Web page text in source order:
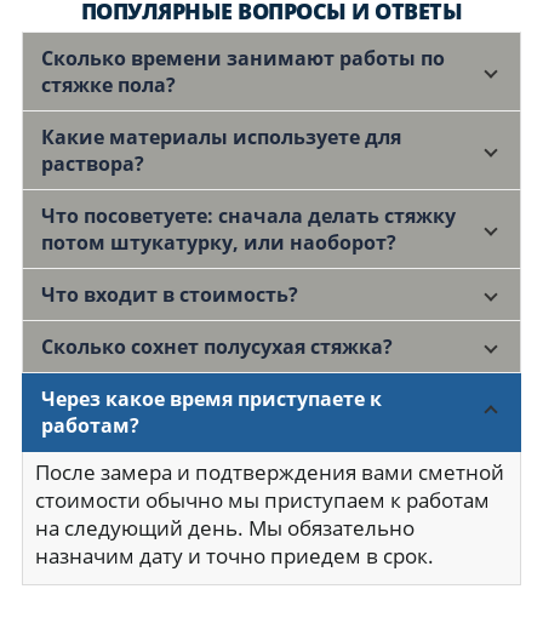
ПОПУЛЯРНЫЕ ВОПРОСЫ И ОТВЕТЫ
Сколько времени занимают работы по
стяжке пола?
Какие материалы используете для
раствора?
Что посоветуете: сначала делать стяжку
потом штукатурку, или наоборот?
Что входит в стоимость?
Сколько сохнет полусухая стяжка?
Через какое время приступаете к
работам?
После замера и подтверждения вами сметной
стоимости обычно мы приступаем к работам
на следующий день. Мы обязательно
назначим дату и точно приедем в срок.